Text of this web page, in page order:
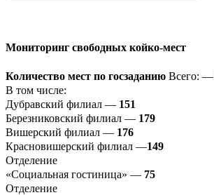
Мониторинг свободных койко-мест
Количество мест по госзаданию Всего: —
В том числе:
Дубравский филиал — 151
Березниковский филиал — 179
Вишерский филиал — 176
Красновишерский филиал —149
Отделение
«Социальная гостиница» — 75
Отделение